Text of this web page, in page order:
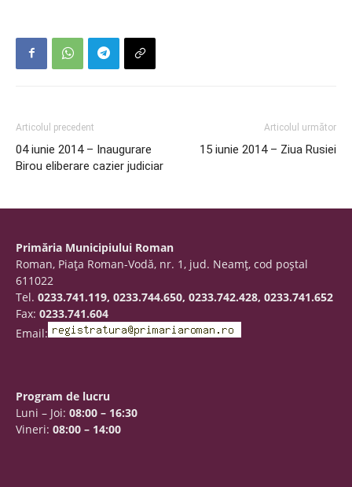
Articolul precedent
04 iunie 2014 – Inaugurare
Birou eliberare cazier judiciar
Articolul următor
15 iunie 2014 – Ziua Rusiei
Primăria Municipiului Roman
Roman, Piaţa Roman-Vodă, nr. 1, jud. Neamţ, cod poştal
611022
Tel. 0233.741.119, 0233.744.650, 0233.742.428, 0233.741.652
Fax: 0233.741.604
Email:
Program de lucru
Luni – Joi: 08:00 – 16:30
Vineri: 08:00 – 14:00